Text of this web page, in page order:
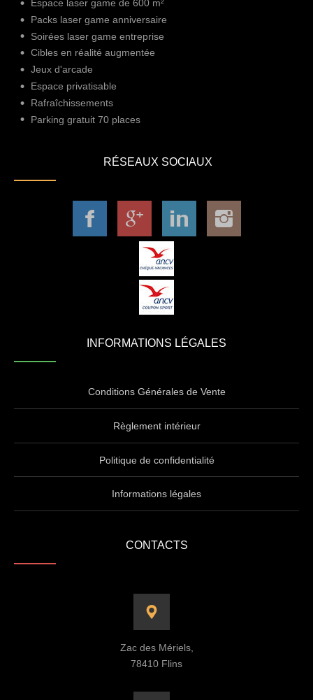
Espace laser game de 600 m²
Packs laser game anniversaire
Soirées laser game entreprise
Cibles en réalité augmentée
Jeux d'arcade
Espace privatisable
Rafraîchissements
Parking gratuit 70 places
RÉSEAUX SOCIAUX
INFORMATIONS LÉGALES
Conditions Générales de Vente
Règlement intérieur
Politique de confidentialité
Informations légales
CONTACTS
Zac des Mériels,
78410 Flins